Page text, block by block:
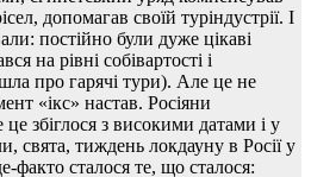
допомагав своїй туріндустрії. І
постійно були дуже цікаві
на рівні собівартості і
про гарячі тури). Але це не
«ікс» настав. Росіяни
збіглося з високими датами і у
свята, тиждень локдауну в Росії у
факто сталося те, що сталося: